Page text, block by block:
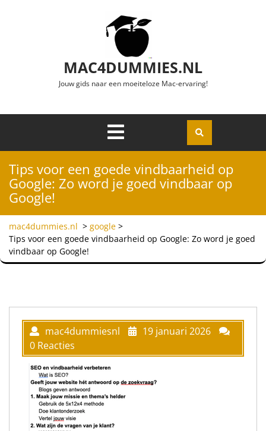
MAC4DUMMIES.NL
Jouw gids naar een moeiteloze Mac-ervaring!
Openen
Tips voor een goede vindbaarheid op
Google: Zo word je goed vindbaar op
Google!
mac4dummies.nl > google >
Tips voor een goede vindbaarheid op Google: Zo word je goed
vindbaar op Google!
mac4dummiesnl
19 januari 2026
0 Reacties